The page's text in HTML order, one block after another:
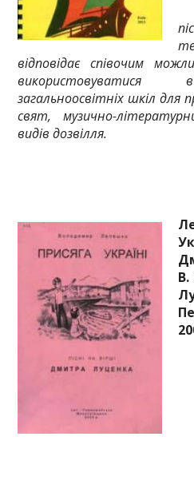
відповідає співочим
використовуватися
загальноосвітніх шкіл
свят, музично-
видів дозвілля.